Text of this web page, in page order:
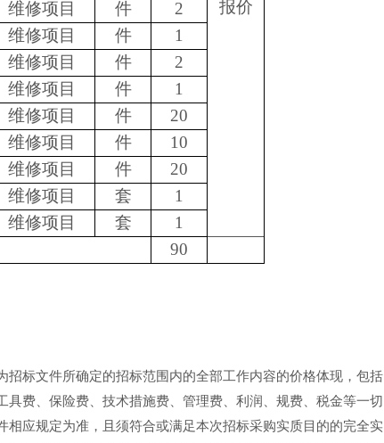
报价
维修项目 件
2
维修项目 件
1
维修项目 件
2
维修项目 件
1
维修项目 件
20
维修项目 件
10
维修项目 件
20
维修项目 套
1
维修项目 套
1
90
标文件所确定的招标范围内的全部工作内容的价格体现，包括
费、保险费、技术措施费、管理费、利润、规费、税金等一切
应规定为准，且须符合或满足本次招标采购实质目的的完全实